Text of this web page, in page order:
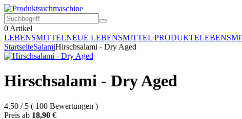
0 Artikel
LEBENSMITTELNEUE LEBENSMITTEL PRODUKTE
StartseiteSalamiHirschsalami - Dry Aged
Hirschsalami - Dry Aged
4.50 / 5 ( 100 Bewertungen )
Preis ab 18,90 €